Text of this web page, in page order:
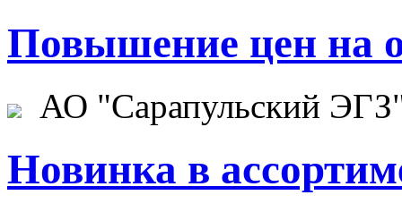
Повышение цен на
АО "Сарапульский
Новинка в